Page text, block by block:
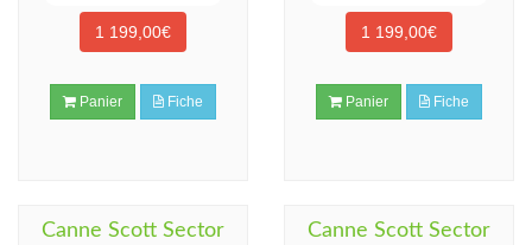
1 199,00€
Panier Fiche
1 199,00€
Panier Fiche
Canne Scott Sector
Canne Scott Sector